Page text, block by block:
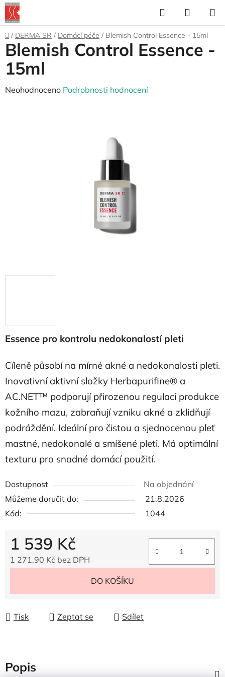
Přejít
na
obsah
Hledat
KOŠÍK
Domů
/ DERMA SR / Domácí péče / Blemish Control Essence - 15ml
Essence pro kontrolu nedokonalostí pleti
Cíleně působí na mírné akné a nedokonalosti pleti.
Inovativní aktivní složky Herbapurifine® a
AC.NET™ podporují přirozenou regulaci produkce
kožního mazu, zabraňují vzniku akné a zklidňují
podráždění. Ideální pro čistou a sjednocenou pleť
mastné, nedokonalé a smíšené pleti. Má optimální
texturu pro snadné domácí použití.
Dostupnost
Na objednání
Můžeme doručit do:
21.8.2026
Kód:
1044
1 539 Kč
1 271,90 Kč bez DPH
DO KOŠÍKU
Tisk Zeptat se Sdílet
Blemish Control Essence -
15ml
Průměrné
Neohodnoceno Podrobnosti hodnocení
Popis